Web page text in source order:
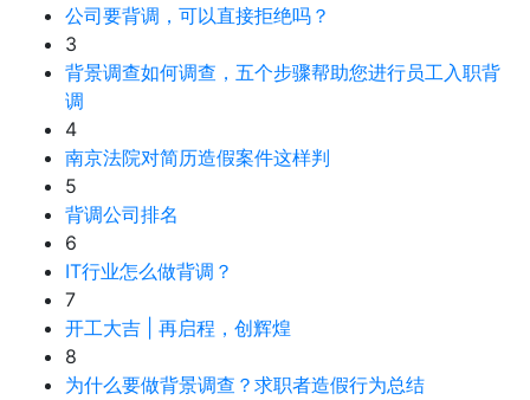
公司要背调，可以直接拒绝吗？
3
背景调查如何调查，五个步骤帮助您进行员工入职背
调
4
南京法院对简历造假案件这样判
5
背调公司排名
6
IT行业怎么做背调？
7
开工大吉 | 再启程，创辉煌
8
为什么要做背景调查？求职者造假行为总结